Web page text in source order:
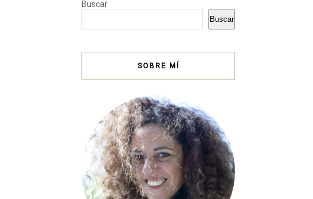
Buscar
Buscar
SOBRE MÍ